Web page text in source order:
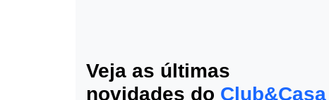
Veja as últimas
novidades do Club&Casa